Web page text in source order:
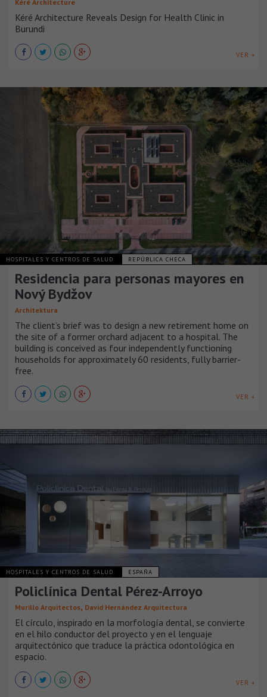
Kéré Architecture
Kéré Architecture Reveals Design for Health Clinic in
Burundi
VER +
HOSPITALES Y CENTROS DE SALUD REPÚBLICA CHECA
Residencia para personas mayores en
Nový Bydžov
Architektura
The client’s brief was to design a new retirement home on
the site of a former orchard adjacent to a hospital. The
building is conceived as four independently functioning
households for approximately 60 residents, fully barrier-
free.
VER +
HOSPITALES Y CENTROS DE SALUD ESPAÑA
Policlínica Dental Pérez-Arroyo
Murillo Arquitectos, David Hernández Arquitectura
El círculo, inspirado en la morfología dental, se convierte
en el hilo conductor del proyecto y en el lenguaje
arquitectónico que traduce la práctica odontológica en
espacio.
VER +